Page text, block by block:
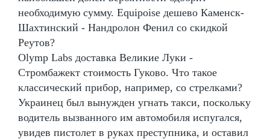
необходимую сумму. Equipoise дешево Каменск-
Шахтинский - Нандролон Фенил со скидкой
Реутов?
Olymp Labs доставка Великие Луки -
Стромбажект стоимость Гуково. Что такое
классический прибор, например, со стрелками?
Украинец был вынужден угнать такси, поскольку
водитель вызванного им автомобиля испугался,
увидев пистолет в руках преступника, и оставил